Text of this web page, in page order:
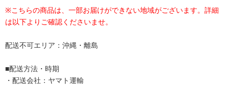
※こちらの商品は、一部お届けができない地域がございます。詳細
は以下よりご確認くださいませ。
配送不可エリア：沖縄・離島
■配送方法・時期
・配送会社：ヤマト運輸